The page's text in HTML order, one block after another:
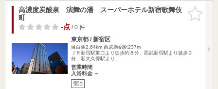
お気に入
りに追加
高濃度炭酸泉 演舞の湯 スーパーホテル新宿歌舞伎
町
-点/ 0 件
東京都 / 新宿区
目白駅2.64km 西武新宿駅237m
ＪＲ新宿駅東口より徒歩約８分、西武新宿駅より徒歩２
分、新大久保駅より…
営業時間
入浴料金 ～
宿泊